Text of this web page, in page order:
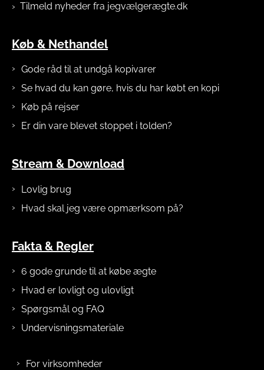
Tilmeld nyheder fra jegvælgerægte.dk
Køb & Nethandel
Gode råd til at undgå kopivarer
Se hvad du kan gøre, hvis du har købt en kopi
Køb på rejser
Er din vare blevet stoppet i tolden?
Stream & Download
Lovlig brug
Hvad skal jeg være opmærksom på?
Fakta & Regler
6 gode grunde til at købe ægte
Hvad er lovligt og ulovligt
Spørgsmål og FAQ
Undervisningsmateriale
For virksomheder